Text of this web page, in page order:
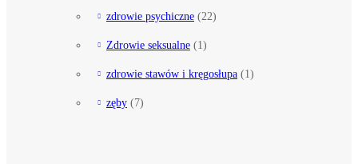
zdrowie psychiczne (22)
Zdrowie seksualne (1)
zdrowie stawów i kręgosłupa (1)
zęby (7)